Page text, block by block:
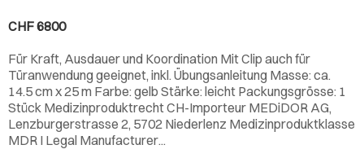
CHF 6800
Für Kraft, Ausdauer und Koordination Mit Clip auch für
Türanwendung geeignet, inkl. Übungsanleitung Masse: ca.
14.5 cm x 25 m Farbe: gelb Stärke: leicht Packungsgrösse: 1
Stück Medizinproduktrecht CH-Importeur MEDiDOR AG,
Lenzburgerstrasse 2, 5702 Niederlenz Medizinproduktklasse
MDR I Legal Manufacturer...